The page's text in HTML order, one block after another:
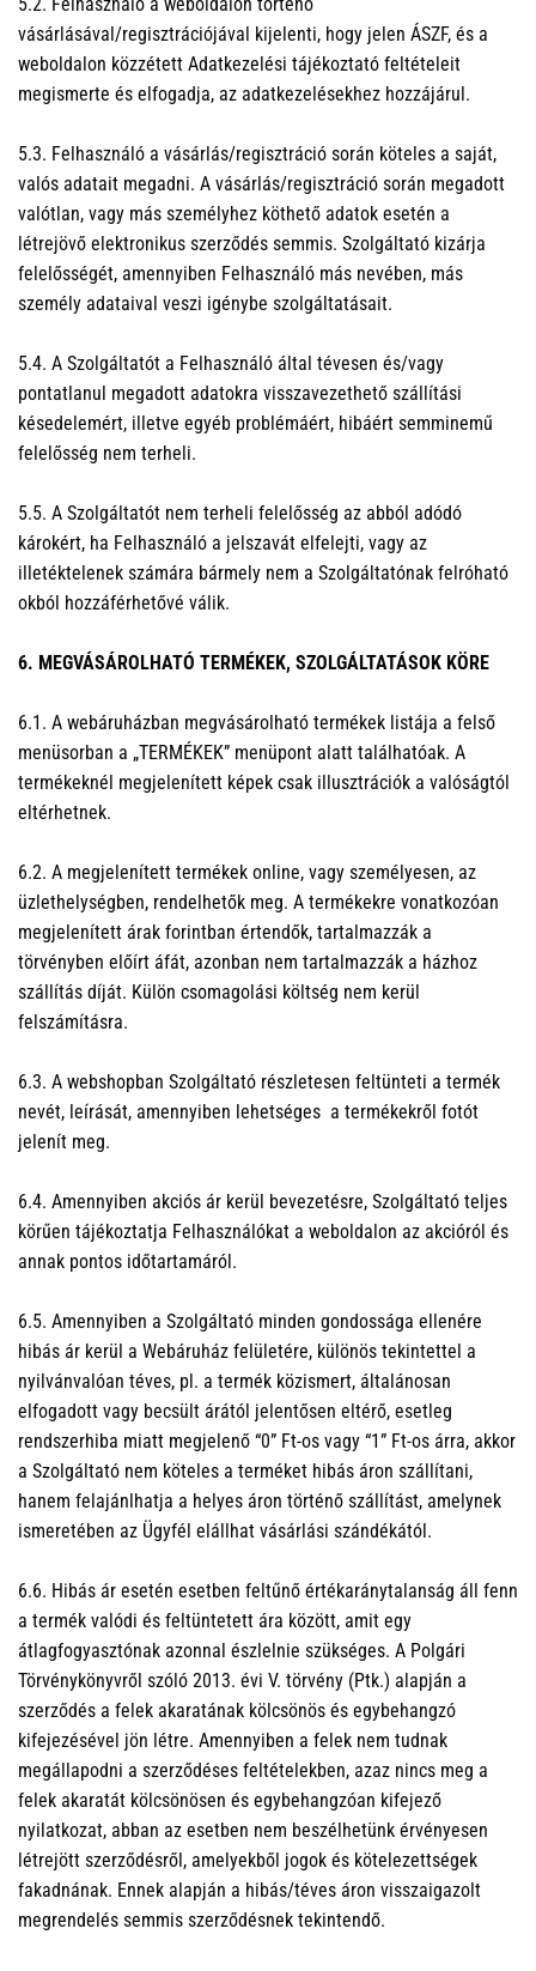
vásárlásával/regisztrációjával kijelenti, hogy jelen ÁSZF, és a
weboldalon közzétett Adatkezelési tájékoztató feltételeit
megismerte és elfogadja, az adatkezelésekhez hozzájárul.
5.3. Felhasználó a vásárlás/regisztráció során köteles a saját,
valós adatait megadni. A vásárlás/regisztráció során megadott
valótlan, vagy más személyhez köthető adatok esetén a
létrejövő elektronikus szerződés semmis. Szolgáltató kizárja
felelősségét, amennyiben Felhasználó más nevében, más
személy adataival veszi igénybe szolgáltatásait.
5.4. A Szolgáltatót a Felhasználó által tévesen és/vagy
pontatlanul megadott adatokra visszavezethető szállítási
késedelemért, illetve egyéb problémáért, hibáért semminemű
felelősség nem terheli.
5.5. A Szolgáltatót nem terheli felelősség az abból adódó
károkért, ha Felhasználó a jelszavát elfelejti, vagy az
illetéktelenek számára bármely nem a Szolgáltatónak felróható
okból hozzáférhetővé válik.
6. MEGVÁSÁROLHATÓ TERMÉKEK, SZOLGÁLTATÁSOK KÖRE
6.1. A webáruházban megvásárolható termékek listája a felső
menüsorban a „TERMÉKEK” menüpont alatt találhatóak. A
termékeknél megjelenített képek csak illusztrációk a valóságtól
eltérhetnek.
6.2. A megjelenített termékek online, vagy személyesen, az
üzlethelységben, rendelhetők meg. A termékekre vonatkozóan
megjelenített árak forintban értendők, tartalmazzák a
törvényben előírt áfát, azonban nem tartalmazzák a házhoz
szállítás díját. Külön csomagolási költség nem kerül
felszámításra.
6.3. A webshopban Szolgáltató részletesen feltünteti a termék
nevét, leírását, amennyiben lehetséges a termékekről fotót
jelenít meg.
6.4. Amennyiben akciós ár kerül bevezetésre, Szolgáltató teljes
körűen tájékoztatja Felhasználókat a weboldalon az akcióról és
annak pontos időtartamáról.
6.5. Amennyiben a Szolgáltató minden gondossága ellenére
hibás ár kerül a Webáruház felületére, különös tekintettel a
nyilvánvalóan téves, pl. a termék közismert, általánosan
elfogadott vagy becsült árától jelentősen eltérő, esetleg
rendszerhiba miatt megjelenő “0” Ft-os vagy “1” Ft-os árra, akkor
a Szolgáltató nem köteles a terméket hibás áron szállítani,
hanem felajánlhatja a helyes áron történő szállítást, amelynek
ismeretében az Ügyfél elállhat vásárlási szándékától.
6.6. Hibás ár esetén esetben feltűnő értékaránytalanság áll fenn
a termék valódi és feltüntetett ára között, amit egy
átlagfogyasztónak azonnal észlelnie szükséges. A Polgári
Törvénykönyvről szóló 2013. évi V. törvény (Ptk.) alapján a
szerződés a felek akaratának kölcsönös és egybehangzó
kifejezésével jön létre. Amennyiben a felek nem tudnak
megállapodni a szerződéses feltételekben, azaz nincs meg a
felek akaratát kölcsönösen és egybehangzóan kifejező
nyilatkozat, abban az esetben nem beszélhetünk érvényesen
létrejött szerződésről, amelyekből jogok és kötelezettségek
fakadnának. Ennek alapján a hibás/téves áron visszaigazolt
megrendelés semmis szerződésnek tekintendő.